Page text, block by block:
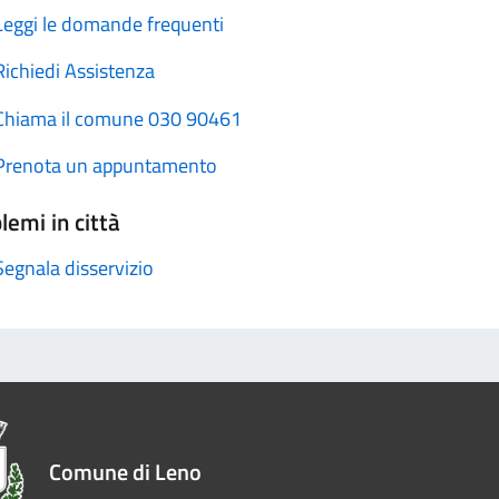
le domande frequenti
Assistenza
il comune 030 90461
un appuntamento
in città
disservizio
Comune di Leno